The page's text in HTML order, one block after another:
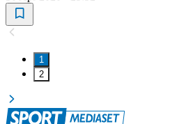
1
2